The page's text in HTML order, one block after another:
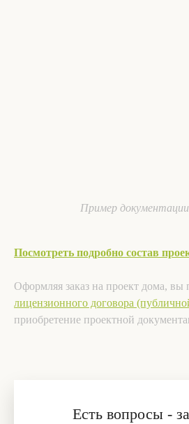
Пример
Посмотреть подробно состав
Оформляя заказ на проект дома, вы
лицензионного договора
приобретение проектной
Есть вопросы -